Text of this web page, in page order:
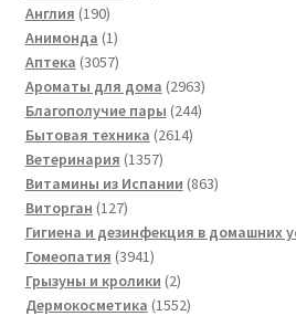
Англия 190190
товаров
Анимонда 11
товар
Аптека 30573057
товаров
Ароматы для дома 29632963
товара
Благополучие пары 244244
Бытовая техника 26142614
Ветеринария 13571357
товаров
Витамины из Испании 863863
Виторган 127127
товаров
Гигиена и дезинфекция в домашних
Гомеопатия 39413941
товар
Грызуны и кролики 22
товара
Дермокосметика 15521552